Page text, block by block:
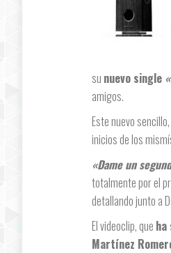
su nuevo single
amigos.
Este nuevo
inicios de los
«Dame un
totalmente por el
detallando junto a
El videoclip, que
Martínez